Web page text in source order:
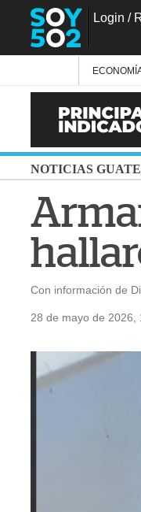
Login /
NOTICIAS
Con información de
28 de mayo de 2026,